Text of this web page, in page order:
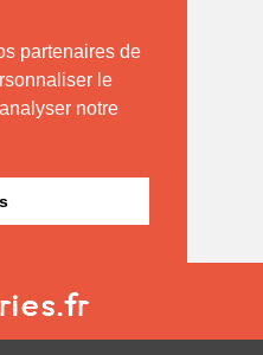
partenaires de
le
notre